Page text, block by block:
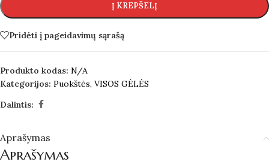
Į KREPŠELĮ
Pridėti į pageidavimų sąrašą
Produkto kodas: N/A
Kategorijos: Puokštės, VISOS GĖLĖS
Dalintis:
Aprašymas
Aprašymas